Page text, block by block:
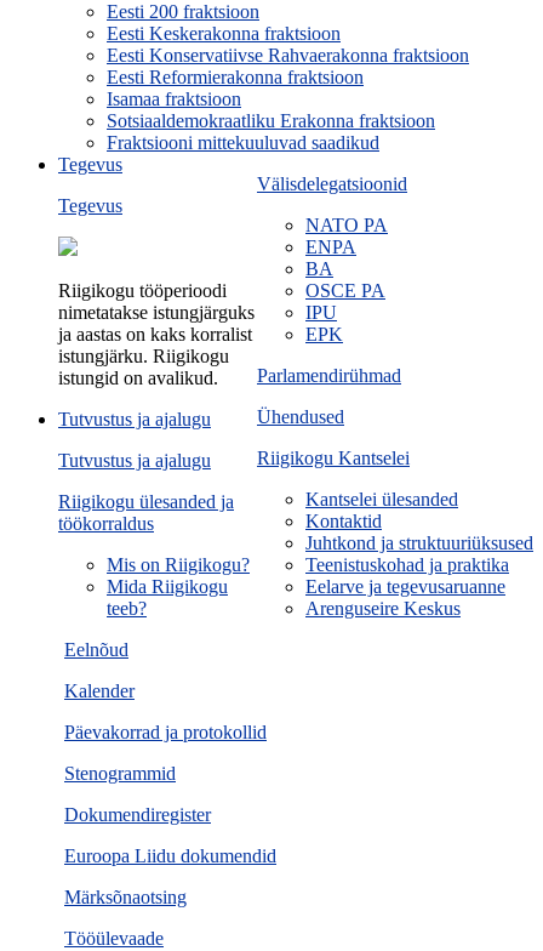
Eesti 200 fraktsioon
Eesti Keskerakonna fraktsioon
Eesti Konservatiivse Rahvaerakonna fraktsioon
Eesti Reformierakonna fraktsioon
Isamaa fraktsioon
Sotsiaaldemokraatliku Erakonna fraktsioon
Fraktsiooni mittekuuluvad saadikud
Välisdelegatsioonid
NATO PA
ENPA
BA
OSCE PA
IPU
EPK
Parlamendirühmad
Ühendused
Riigikogu Kantselei
Kantselei ülesanded
Kontaktid
Juhtkond ja struktuuriüksused
Teenistuskohad ja praktika
Eelarve ja tegevusaruanne
Arenguseire Keskus
Tegevus
Tegevus
Riigikogu tööperioodi
nimetatakse istungjärguks
ja aastas on kaks korralist
istungjärku. Riigikogu
istungid on avalikud.
Eelnõud
Kalender
Päevakorrad ja protokollid
Stenogrammid
Dokumendiregister
Euroopa Liidu dokumendid
Märksõnaotsing
Tööülevaade
Tutvustus ja ajalugu
Tutvustus ja ajalugu
Riigikogu ülesanded ja
töökorraldus
Mis on Riigikogu?
Mida Riigikogu
teeb?